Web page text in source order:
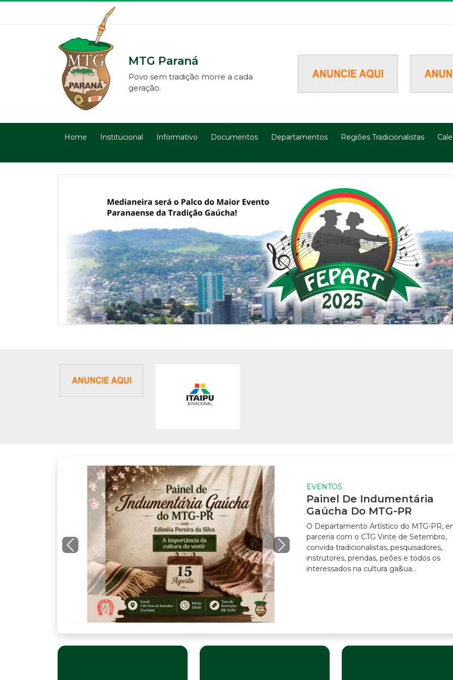
MTG Paraná
Povo sem tradição morre a cada
geração.
Home Institucional Informativo Documentos Departamentos Regiões Tradicionalistas
Previous
EVENTOS
Painel De Indumentária
Gaúcha Do MTG-PR
O Departamento Artístico do MTG-PR, em
parceria com o CTG Vinte de Setembro,
convida tradicionalistas, pesquisadores,
instrutores, prendas, peões e todos os
interessados na cultura ga&ua...